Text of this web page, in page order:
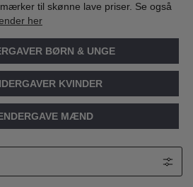
til skønne lave priser. Se også
her
BØRN & UNGE
KVINDER
MÆND